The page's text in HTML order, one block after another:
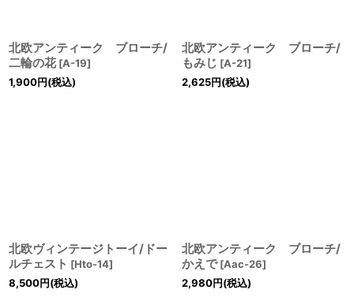
北欧アンティーク ブローチ/
二輪の花 [A-19]
1,900円(税込)
北欧アンティーク ブローチ/
もみじ [A-21]
2,625円(税込)
北欧ヴィンテージトーイ/ドー
ルチェスト [Hto-14]
8,500円(税込)
北欧アンティーク ブローチ/
かえで [Aac-26]
2,980円(税込)